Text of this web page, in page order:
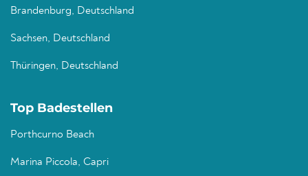
Brandenburg, Deutschland
Sachsen, Deutschland
Thüringen, Deutschland
Top Badestellen
Porthcurno Beach
Marina Piccola, Capri